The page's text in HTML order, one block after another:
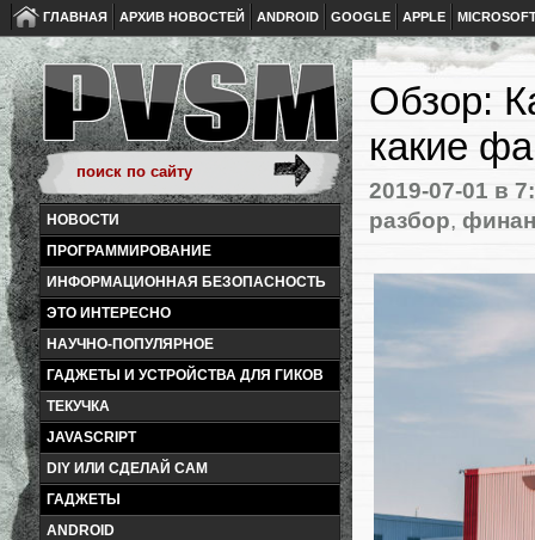
ГЛАВНАЯ АРХИВ НОВОСТЕЙ ANDROID GOOGLE APPLE
НОВОСТИ
ПРОГРАММИРОВАНИЕ
ИНФОРМАЦИОННАЯ БЕЗОПАСНОСТЬ
ЭТО ИНТЕРЕСНО
НАУЧНО-ПОПУЛЯРНОЕ
ГАДЖЕТЫ И УСТРОЙСТВА ДЛЯ ГИКОВ
ТЕКУЧКА
JAVASCRIPT
DIY ИЛИ СДЕЛАЙ САМ
ГАДЖЕТЫ
ANDROID
Обзор:
какие
2019-07-01 в
разбор,